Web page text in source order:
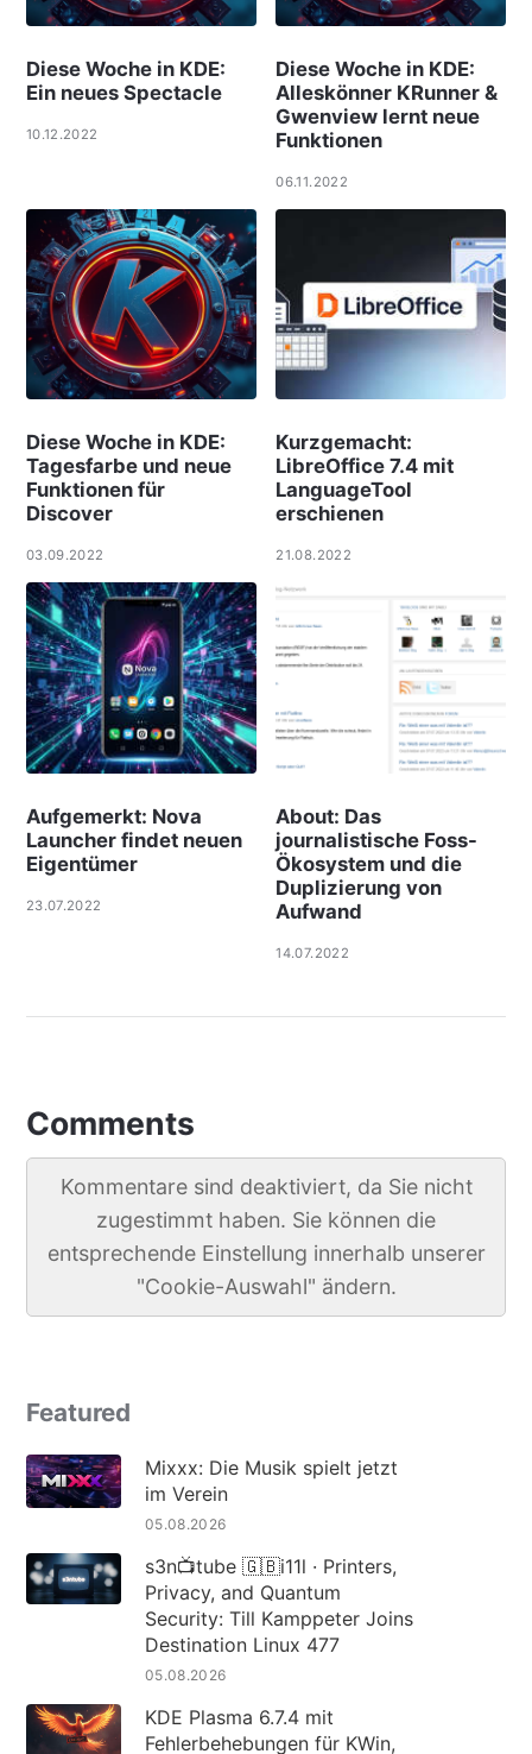
Diese Woche in KDE:
Ein neues Spectacle
10.12.2022
Diese Woche in KDE:
Alleskönner KRunner &
Gwenview lernt neue
Funktionen
06.11.2022
Diese Woche in KDE:
Tagesfarbe und neue
Funktionen für
Discover
03.09.2022
Kurzgemacht:
LibreOffice 7.4 mit
LanguageTool
erschienen
21.08.2022
Aufgemerkt: Nova
Launcher findet neuen
Eigentümer
23.07.2022
About: Das
journalistische Foss-
Ökosystem und die
Duplizierung von
Aufwand
14.07.2022
Comments
Kommentare sind deaktiviert, da Sie nicht
zugestimmt haben. Sie können die
entsprechende Einstellung innerhalb unserer
"Cookie-Auswahl" ändern.
Featured
Mixxx: Die Musik spielt jetzt
im Verein
05.08.2026
s3n📺tube 🇬🇧i11l · Printers,
Privacy, and Quantum
Security: Till Kamppeter Joins
Destination Linux 477
05.08.2026
KDE Plasma 6.7.4 mit
Fehlerbehebungen für KWin,